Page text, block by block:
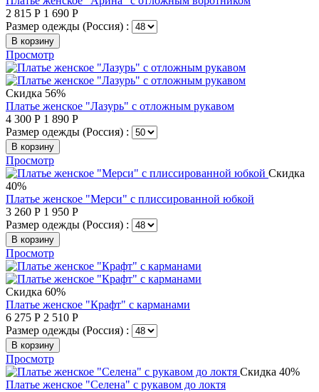
2 815 Р 1 690 Р
Размер одежды (Россия) :
В корзину
Просмотр
Скидка 56%
Платье женское "Лазурь" с отложным рукавом
4 300 Р 1 890 Р
Размер одежды (Россия) :
В корзину
Просмотр
Скидка
40%
Платье женское "Мерси" с плиссированной юбкой
3 260 Р 1 950 Р
Размер одежды (Россия) :
В корзину
Просмотр
Скидка 60%
Платье женское "Крафт" с карманами
6 275 Р 2 510 Р
Размер одежды (Россия) :
В корзину
Просмотр
Скидка 40%
Платье женское "Селена" с рукавом до локтя